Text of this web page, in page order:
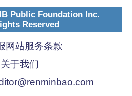
Public Foundation Inc.
Reserved
网站服务条款
关于我们